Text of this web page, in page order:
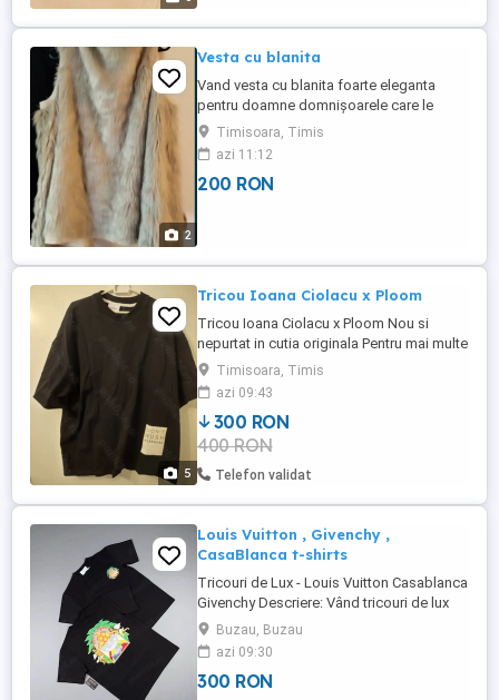
2
Vesta cu blanita
Vand vesta cu blanita foarte eleganta
pentru doamne domnișoarele care le
place eleganță! Mărimea universala
Timisoara, Timis
azi 11:12
200 RON
5
Tricou Ioana Ciolacu x Ploom
Tricou Ioana Ciolacu x Ploom Nou si
nepurtat in cutia originala Pentru mai multe
poze si detalii lasati un mesaj
Timisoara, Timis
azi 09:43
300 RON
400 RON
Telefon validat
Louis Vuitton , Givenchy ,
CasaBlanca t-shirts
Tricouri de Lux - Louis Vuitton Casablanca
Givenchy Descriere: Vând tricouri de lux
originale (Louis Vuitton, Casablanca,
Givenchy), realizate din bumbac 100%
premium. Toate produsele sunt noi sau în
stare impecabilă (10 10). Modele
Buzau, Buzau
azi 09:30
300 RON